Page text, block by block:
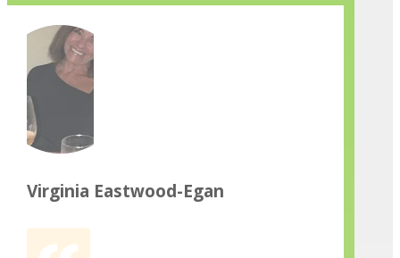
Virginia Eastwood-Egan